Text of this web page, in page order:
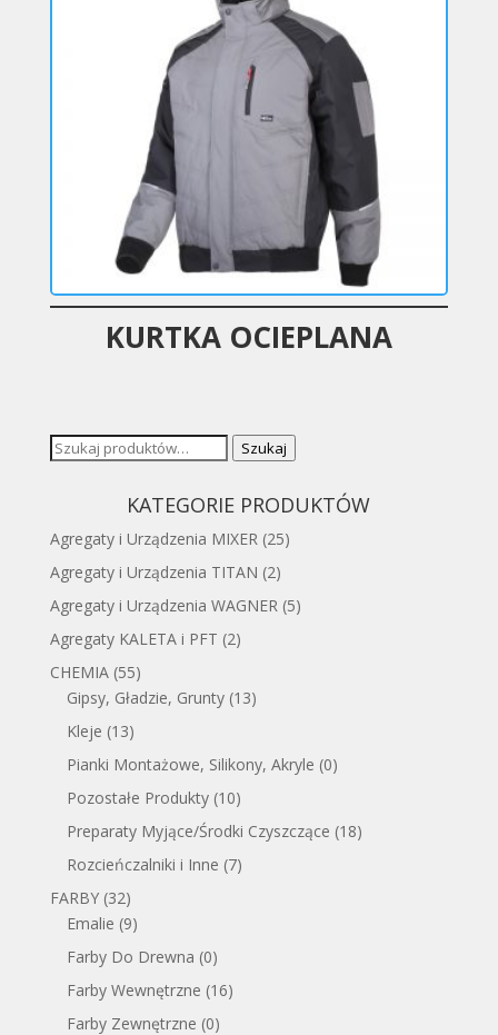
KURTKA OCIEPLANA
Szukaj: Szukaj
KATEGORIE PRODUKTÓW
Agregaty i Urządzenia MIXER (25)
Agregaty i Urządzenia TITAN (2)
Agregaty i Urządzenia WAGNER (5)
Agregaty KALETA i PFT (2)
CHEMIA (55)
Gipsy, Gładzie, Grunty (13)
Kleje (13)
Pianki Montażowe, Silikony, Akryle (0)
Pozostałe Produkty (10)
Preparaty Myjące/Środki Czyszczące (18)
Rozcieńczalniki i Inne (7)
FARBY (32)
Emalie (9)
Farby Do Drewna (0)
Farby Wewnętrzne (16)
Farby Zewnętrzne (0)